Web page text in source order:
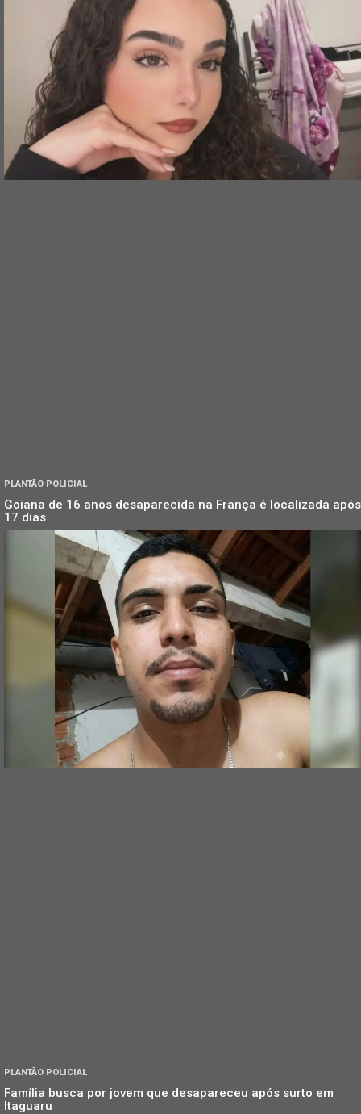
PLANTÃO POLICIAL
Goiana de 16 anos desaparecida na França é localizada após
17 dias
PLANTÃO POLICIAL
Família busca por jovem que desapareceu após surto em
Itaguaru